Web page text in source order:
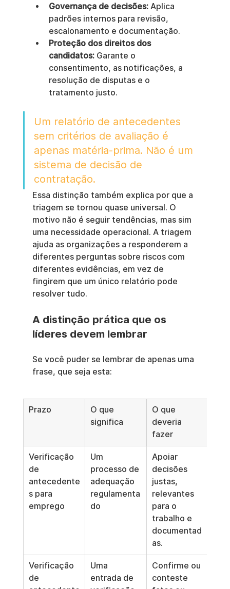
Governança de decisões: Aplica
padrões internos para revisão,
escalonamento e documentação.
Proteção dos direitos dos
candidatos: Garante o
consentimento, as notificações, a
resolução de disputas e o
tratamento justo.
Um relatório de antecedentes
sem critérios de avaliação é
apenas matéria-prima. Não é um
sistema de decisão de
contratação.
Essa distinção também explica por que a
triagem se tornou quase universal. O
motivo não é seguir tendências, mas sim
uma necessidade operacional. A triagem
ajuda as organizações a responderem a
diferentes perguntas sobre riscos com
diferentes evidências, em vez de
fingirem que um único relatório pode
resolver tudo.
A distinção prática que os
líderes devem lembrar
Se você puder se lembrar de apenas uma
frase, que seja esta:
Prazo
O que
significa
O que
deveria
fazer
Verificação
de
antecedente
s para
emprego
Um
processo de
adequação
regulamenta
do
Apoiar
decisões
justas,
relevantes
para o
trabalho e
documentad
as.
Verificação
de
Uma
entrada de
Confirme ou
conteste